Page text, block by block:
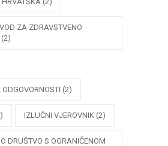
ZA ZDRAVSTVENO
(2)
(2)
IZLUČNI VJEROVNIK (2)
DRUŠTVO S OGRANIČENOM